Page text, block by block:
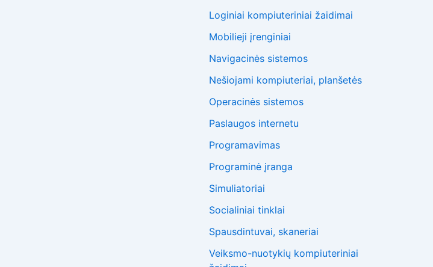
Loginiai kompiuteriniai žaidimai
Mobilieji įrenginiai
Navigacinės sistemos
Nešiojami kompiuteriai, planšetės
Operacinės sistemos
Paslaugos internetu
Programavimas
Programinė įranga
Simuliatoriai
Socialiniai tinklai
Spausdintuvai, skaneriai
Veiksmo-nuotykių kompiuteriniai